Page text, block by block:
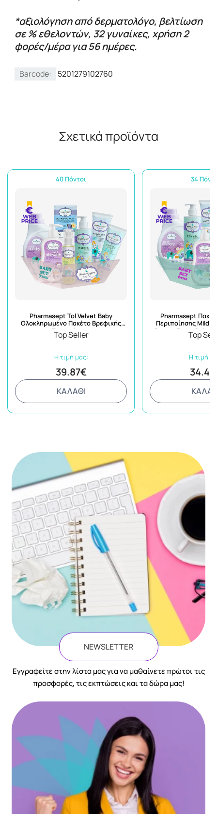
*αξιολόγηση από δερματολόγο, βελτίωση
σε % εθελοντών, 32 γυναίκες, χρήση 2
φορές/μέρα για 56 ημέρες.
Barcode: 5201279102760
Σχετικά προϊόντα
40 Πόντοι
Pharmasept Tol Velvet Baby
Ολοκληρωμένο Πακέτο Βρεφικής
Περιποίησης
Top Seller
Η τιμή μας:
39.87€
ΚΑΛΑΘΙ
34
Pharmasept
Περιποίησης Mild
Cream+Extra Calm
Top
Η τιμή
NEWSLETTER
Eγγραφείτε στην λίστα μας για να μαθαίνετε πρώτοι τις
προσφορές, τις εκπτώσεις και τα δώρα μας!